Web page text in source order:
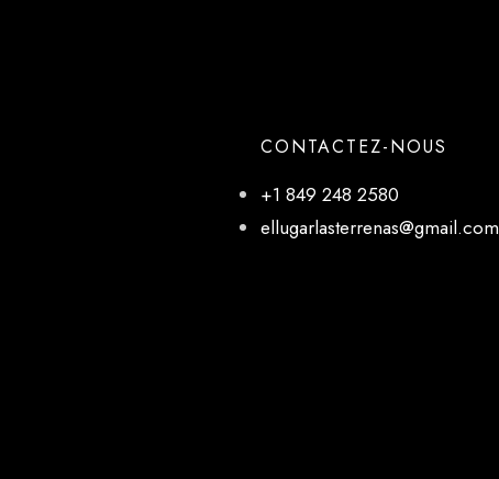
CONTACTEZ-NOUS
+1 849 248 2580
ellugarlasterrenas@gmail.com